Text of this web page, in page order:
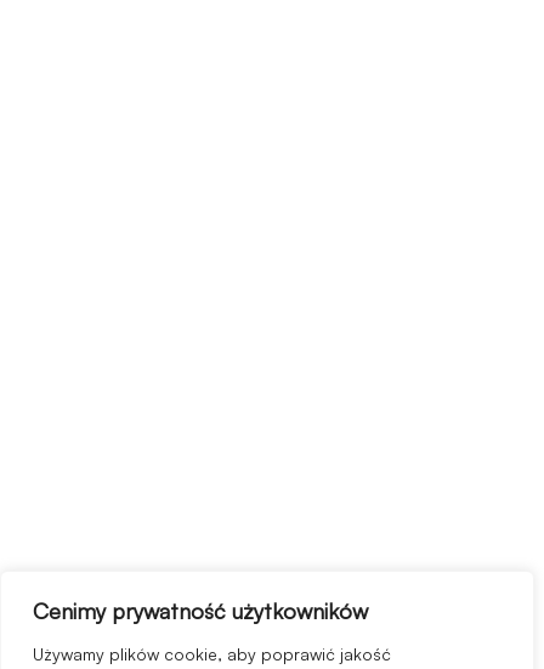
Cenimy prywatność użytkowników
Używamy plików cookie, aby poprawić jakość